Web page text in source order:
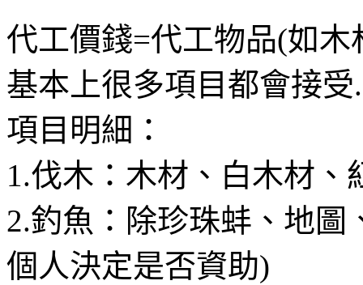
代工價錢=代工物品(如
基本上很多項目都會接受
項目明細：
1.伐木：木材、白木材、
2.釣魚：除珍珠蚌、地
個人決定是否資助)